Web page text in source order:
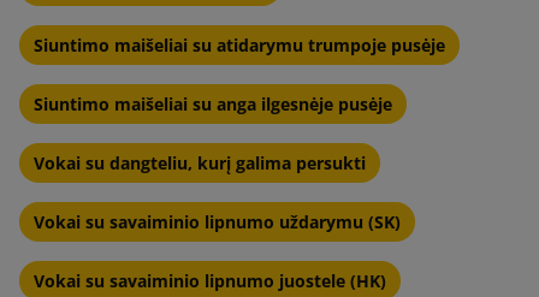
Siuntimo maišeliai su atidarymu trumpoje pusėje
Siuntimo maišeliai su anga ilgesnėje pusėje
Vokai su dangteliu, kurį galima persukti
Vokai su savaiminio lipnumo uždarymu (SK)
Vokai su savaiminio lipnumo juostele (HK)